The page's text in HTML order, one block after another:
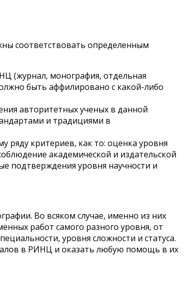
соответствовать определенным
(журнал, монография, отдельная
быть аффилировано с какой-либо
авторитетных ученых в данной
и традициями в
ряду критериев, как то: оценка уровня
академической и издательской
подтверждения уровня научности и
Во всяком случае, именно из них
работ самого разного уровня, от
уровня сложности и статуса.
в РИНЦ и оказать любую помощь в их